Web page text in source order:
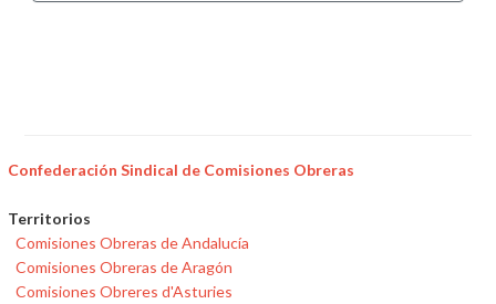
Confederación Sindical de Comisiones Obreras
Territorios
Comisiones Obreras de Andalucía
Comisiones Obreras de Aragón
Comisiones Obreres d'Asturies